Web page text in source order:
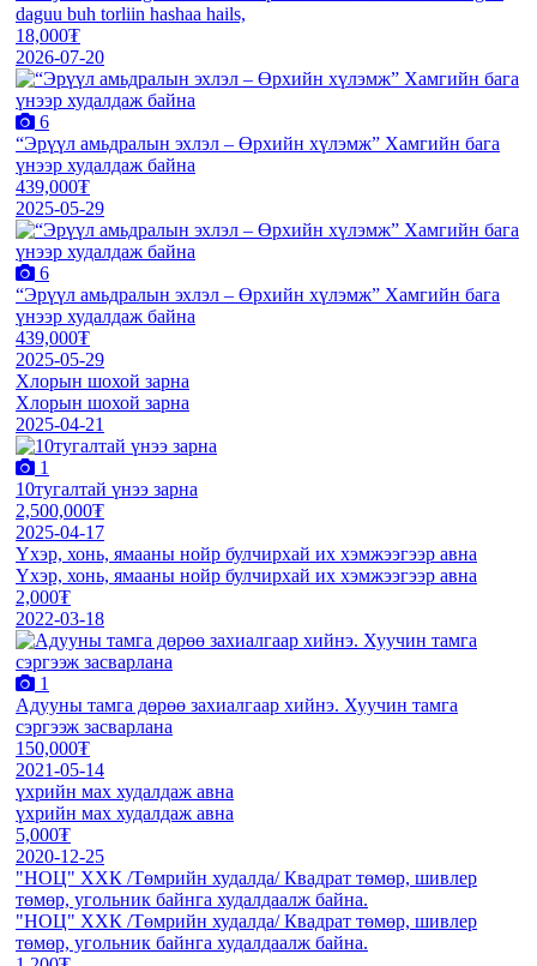
daguu buh torliin hashaa hails,
18,000₮
2026-07-20
6
“Эрүүл амьдралын эхлэл – Өрхийн хүлэмж” Хамгийн бага
үнээр худалдаж байна
439,000₮
2025-05-29
6
“Эрүүл амьдралын эхлэл – Өрхийн хүлэмж” Хамгийн бага
үнээр худалдаж байна
439,000₮
2025-05-29
Хлорын шохой зарна
Хлорын шохой зарна
2025-04-21
1
10тугалтай үнээ зарна
2,500,000₮
2025-04-17
Үхэр, хонь, ямааны нойр булчирхай их хэмжээгээр авна
Үхэр, хонь, ямааны нойр булчирхай их хэмжээгээр авна
2,000₮
2022-03-18
1
Адууны тамга дөрөө захиалгаар хийнэ. Хуучин тамга
сэргээж засварлана
150,000₮
2021-05-14
үхрийн мах худалдаж авна
үхрийн мах худалдаж авна
5,000₮
2020-12-25
"НОЦ" ХХК /Төмрийн худалда/ Квадрат төмөр, шивлер
төмөр, угольник байнга худалдаалж байна.
"НОЦ" ХХК /Төмрийн худалда/ Квадрат төмөр, шивлер
төмөр, угольник байнга худалдаалж байна.